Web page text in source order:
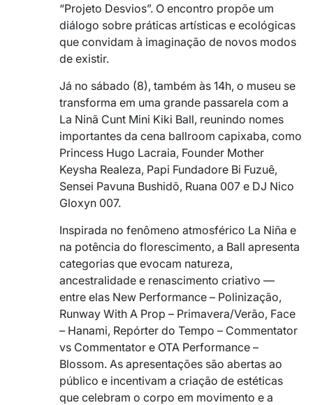
“Projeto Desvios”. O encontro propõe um
diálogo sobre práticas artísticas e ecológicas
que convidam à imaginação de novos modos
de existir.
Já no sábado (8), também às 14h, o museu se
transforma em uma grande passarela com a
La Ninã Cunt Mini Kiki Ball, reunindo nomes
importantes da cena ballroom capixaba, como
Princess Hugo Lacraia, Founder Mother
Keysha Realeza, Papi Fundadore Bi Fuzuê,
Sensei Pavuna Bushidō, Ruana 007 e DJ Nico
Gloxyn 007.
Inspirada no fenômeno atmosférico La Niña e
na potência do florescimento, a Ball apresenta
categorias que evocam natureza,
ancestralidade e renascimento criativo —
entre elas New Performance – Polinização,
Runway With A Prop – Primavera/Verão, Face
– Hanami, Repórter do Tempo – Commentator
vs Commentator e OTA Performance –
Blossom. As apresentações são abertas ao
público e incentivam a criação de estéticas
que celebram o corpo em movimento e a